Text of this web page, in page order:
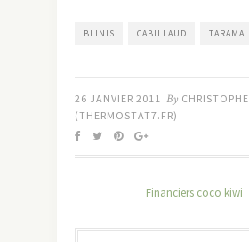
BLINIS CABILLAUD TARAMA
26 JANVIER 2011 By CHRISTOPHE
(THERMOSTAT7.FR)
Financiers coco kiwi